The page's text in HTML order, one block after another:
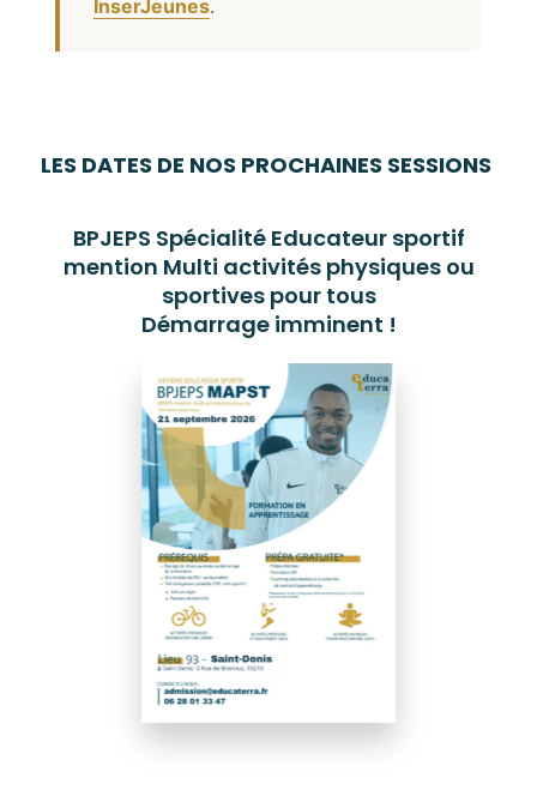
InserJeunes.
LES DATES DE NOS PROCHAINES SESSIONS
BPJEPS Spécialité Educateur sportif
mention Multi activités physiques ou
sportives pour tous
Démarrage imminent !